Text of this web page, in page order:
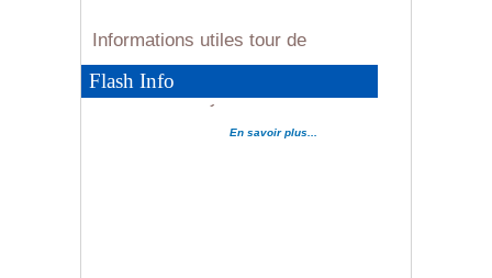
France
En savoir plus...
Flash Info
Evènements cyclistes été 2026...